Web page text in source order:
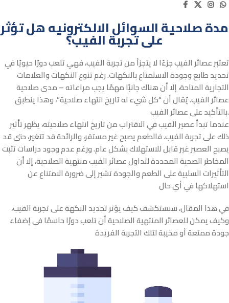
مدة صلاحية السوائل الالكترونيه هل تؤثر
على تجربة الفيب؟
تعتبر عصائر الفيب جزءًا لا يتجزأ من تجربة الفيب، فهي تلعب دورًا حيويًا في
تحديد طابع وجودة الاستمتاع بالنكهات. رغم تنوع النكهات والعلامات
التجارية المتاحة، إلا أن هناك جانبًا مهمًا يجب مراعاته – مدى صلاحية
عصائر الفيب. يُقال أن “كل شيء له تاريخ انتهاء صلاحية”، وهذا ينطبق
بالتأكيد على عصائر الفيب.
عندما تبدأ عصير الفيب في الاقتراب من تاريخ انتهاء صلاحيته، يظهر تأثير
ذلك على تجربة الفيب. فالطعم يصبح غير مستقر، والرائحة قد تتغير، حتى قد
يصبح العصير غير قابل للاستهلاك بشكل عام. ورغم عدم وجود دراسات تثبت
المخاطر الصحية المحددة لتداول عصائر الفيب منتهية الصلاحية، إلا أن
التأثيرات السلبية على الطعم والجودة تشير إلى ضرورة الامتناع عن
استهلاكها في أي حال
في هذا المقال،سنستكشف كيف يؤثر تجديد النكهة على تجربة الفيب،
وكيف يمكن للعصائر المنتهية الصلاحية أن تلعب دورًا حاسمًا في إضفاء
جودة ممتعة أو مخيبة لتلك التجربة الفريدة